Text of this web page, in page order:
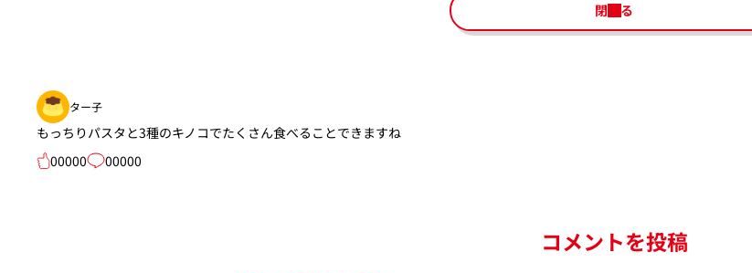
閉じる
ター子
もっちりパスタと3種のキノコでたくさん食べることできますね
00000
00000
コメントを投稿